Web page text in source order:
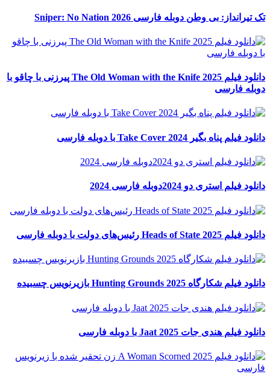
تک‌ تیرانداز: بی‌ وطن دوبله فارسی 2026 Sniper: No Nation
دانلود فیلم The Old Woman with the Knife 2025 پیرزنی با چاقو با
دوبله فارسی
دانلود فیلم پناه بگیر Take Cover 2024 با دوبله فارسی
دانلود فیلم استری دو 2024دوبله فارسی 2024
دانلود فیلم Heads of State 2025 رئیس‌های دولت با دوبله فارسی
دانلود فیلم شکارگاه Hunting Grounds 2025 بازیرنویس چسبیده
دانلود فیلم هندی جات Jaat 2025 با دوبله فارسی